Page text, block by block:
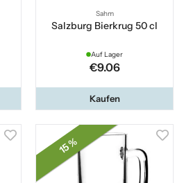
Sahm
Salzburg Bierkrug 50 cl
Auf Lager
€9.06
Kaufen
15 %